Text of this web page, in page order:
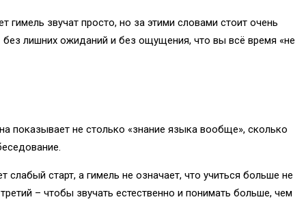
гимель звучат просто, но за этими словами стоит очень
без лишних ожиданий и без ощущения, что вы всё время «не
показывает не столько «знание языка вообще», сколько
старт, а гимель не означает, что учиться больше не
– чтобы звучать естественно и понимать больше, чем